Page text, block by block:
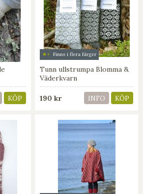
KÖP
Finns i flera färger
Tunn ullstrumpa Blomma &
Väderkvarn
190 kr INFO KÖP